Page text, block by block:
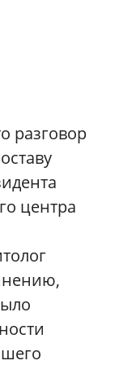
разговор
центра